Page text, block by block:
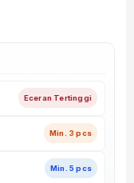
Eceran Tertinggi
Min. 3 pcs
Min. 5 pcs